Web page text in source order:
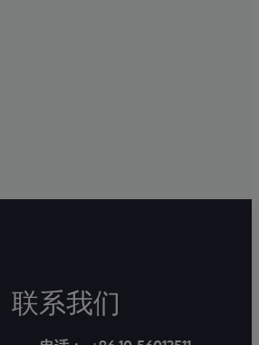
联系我们